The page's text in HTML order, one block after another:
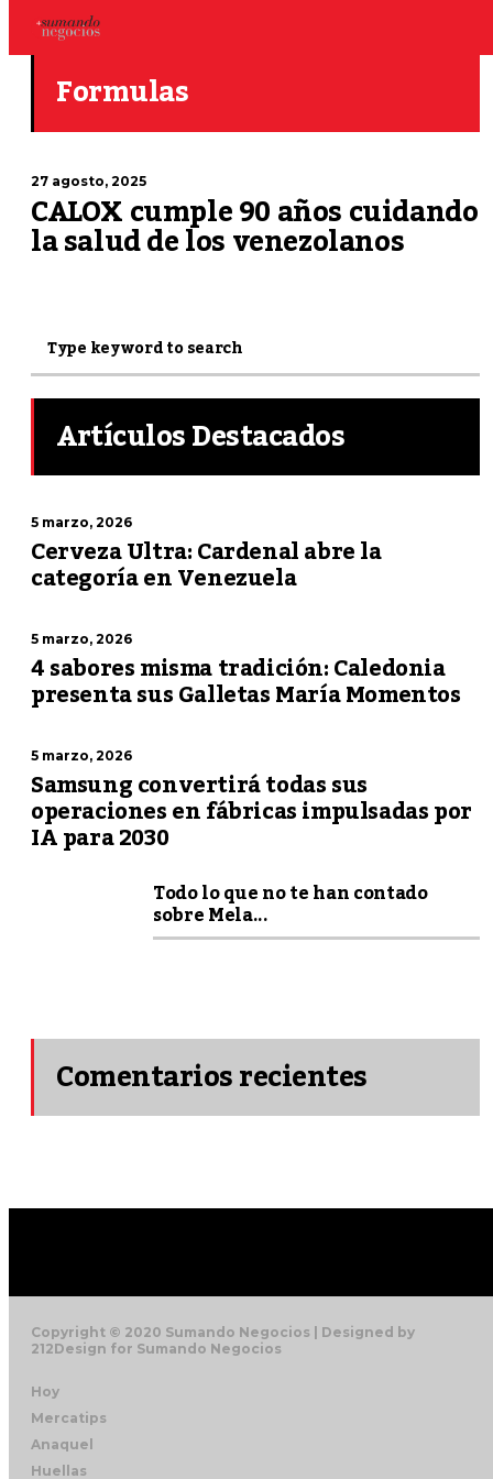
Formulas
27 agosto, 2025
CALOX cumple 90 años cuidando
la salud de los venezolanos
Artículos Destacados
5 marzo, 2026
Cerveza Ultra: Cardenal abre la
categoría en Venezuela
5 marzo, 2026
4 sabores misma tradición: Caledonia
presenta sus Galletas María Momentos
5 marzo, 2026
Samsung convertirá todas sus
operaciones en fábricas impulsadas por
IA para 2030
Todo lo que no te han contado
sobre Mela...
Comentarios recientes
Copyright © 2020 Sumando Negocios | Designed by
212Design for Sumando Negocios
Hoy
Mercatips
Anaquel
Huellas